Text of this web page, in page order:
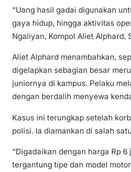
“Uang hasil gadai digunakan
gaya hidup, hingga aktivitas
Ngaliyan, Kompol Aliet Alphard,
Aliet Alphard menambahkan,
digelapkan sebagian besar
juniornya di kampus. Pelaku
dengan berdalih menyewa
Kasus ini terungkap setelah
polisi. Ia diamankan di salah
“Digadaikan dengan harga Rp 6
tergantung tipe dan model